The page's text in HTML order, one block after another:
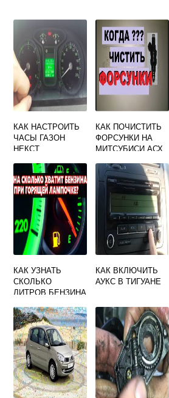
КАК НАСТРОИТЬ
ЧАСЫ ГАЗОН
НЕКСТ
КАК ПОЧИСТИТЬ
ФОРСУНКИ НА
МИТСУБИСИ АСХ
КАК УЗНАТЬ
СКОЛЬКО
ЛИТРОВ БЕНЗИНА
ВЕСТА
КАК ВКЛЮЧИТЬ
АУКС В ТИГУАНЕ